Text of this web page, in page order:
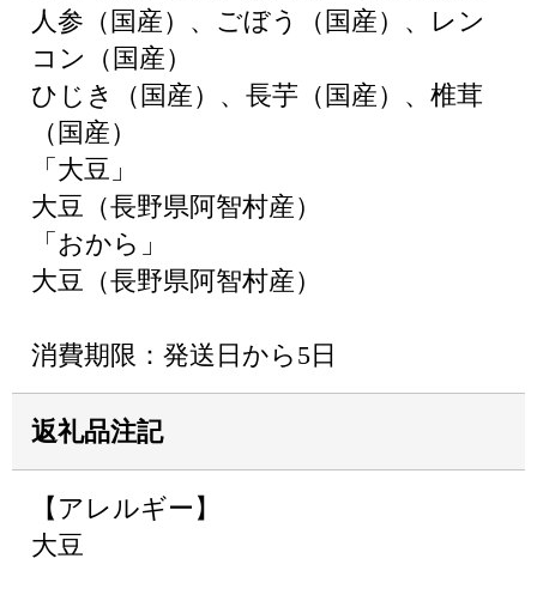
人参（国産）、ごぼう（国産）、レン
コン（国産）
ひじき（国産）、長芋（国産）、椎茸
（国産）
「大豆」
大豆（長野県阿智村産）
「おから」
大豆（長野県阿智村産）
消費期限：発送日から5日
返礼品注記
【アレルギー】
大豆